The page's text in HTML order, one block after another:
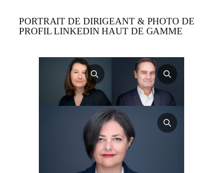
PORTRAIT DE DIRIGEANT & PHOTO DE
PROFIL LINKEDIN HAUT DE GAMME